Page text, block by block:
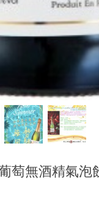
萄無酒精氣泡